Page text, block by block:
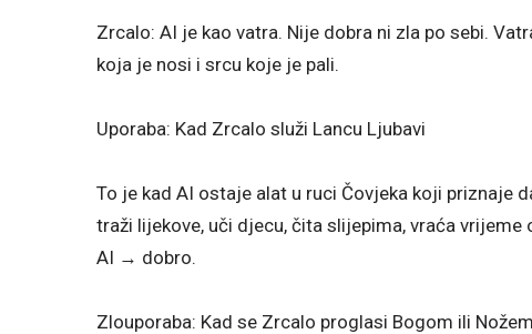
Zrcalo: AI je kao vatra. Nije dobra ni zla po sebi.
koja je nosi i srcu koje je pali.
Uporaba: Kad Zrcalo služi Lancu Ljubavi
To je kad AI ostaje alat u ruci Čovjeka koji priznaje
traži lijekove, uči djecu, čita slijepima, vraća
AI → dobro.
Zlouporaba: Kad se Zrcalo proglasi Bogom ili Nožem